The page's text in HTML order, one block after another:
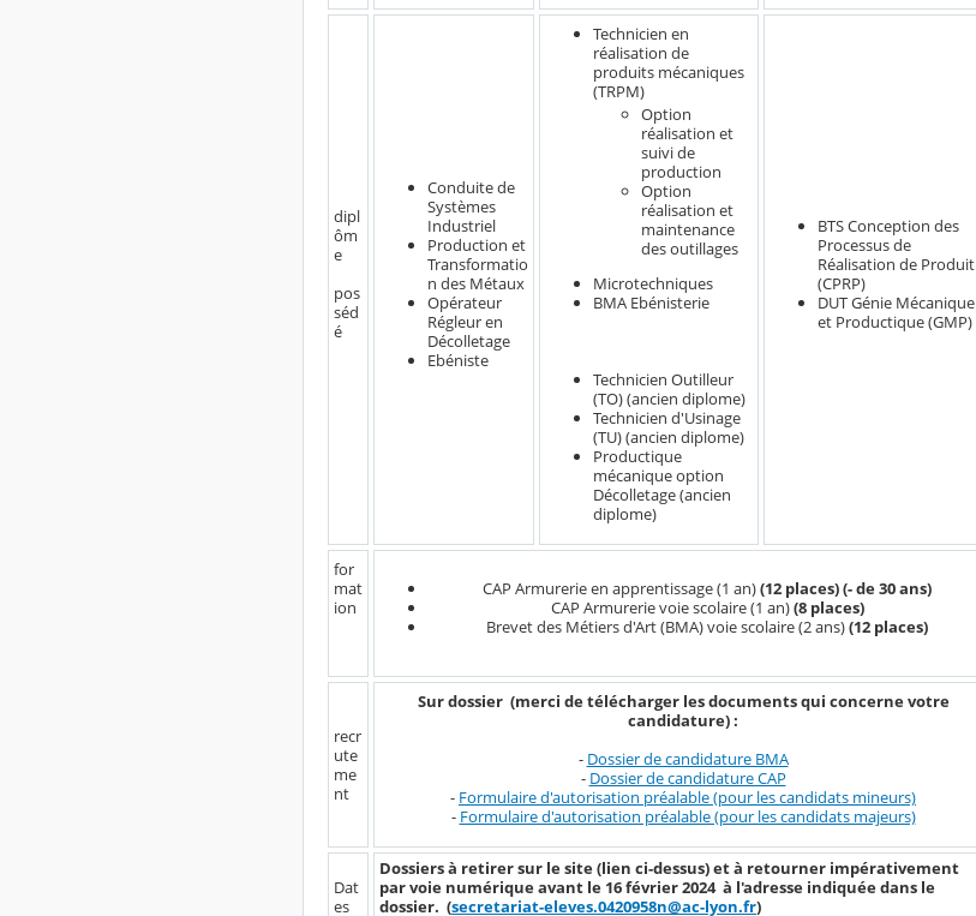
dipl
ôm
e
pos
séd
é
Conduite de
Systèmes
Industriel
Production et
Transformatio
n des Métaux
Opérateur
Régleur en
Décolletage
Ebéniste
Technicien en
réalisation de
produits mécaniques
(TRPM)
Option
réalisation et
suivi de
production
Option
réalisation et
maintenance
des outillages
Microtechniques
BMA Ebénisterie
Technicien Outilleur
(TO) (ancien diplome)
Technicien d'Usinage
(TU) (ancien diplome)
Productique
mécanique option
Décolletage (ancien
diplome)
BTS Conception des
Processus de
Réalisation de Produit
(CPRP)
DUT Génie Mécanique
et Productique (GMP)
for
mat
ion
CAP Armurerie en apprentissage (1 an)(12 places) (- de 30 ans)
CAP Armurerie voie scolaire (1 an)(8 places)
Brevet des Métiers d'Art (BMA) voie scolaire (2 ans)(12 places)
recr
ute
me
nt
Sur dossier (merci de télécharger les documents qui concerne votre
candidature) :
- Dossier de candidature BMA
- Dossier de candidature CAP
- Formulaire d'autorisation préalable (pour les candidats mineurs)
- Formulaire d'autorisation préalable (pour les candidats majeurs)
Dat
es
Dossiers à retirer sur le site (lien ci-dessus) et à retourner impérativement
par voie numérique avant le 16 février 2024 à l'adresse indiquée dans le
dossier. (secretariat-eleves.0420958n@ac-lyon.fr)